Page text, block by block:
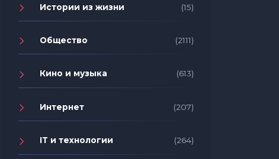
Истории из жизни (15)
Общество (2111)
Кино и музыка (613)
Интернет (207)
IT и технологии (264)